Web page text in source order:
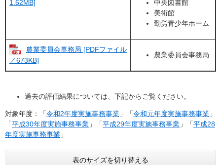
1.62MB]
中央図書館
美術館
勤労青少年ホーム
農業委員会事務局 [PDFファイル
／673KB]
農業委員会事務局
過去の評価結果については、下記からご覧ください。
対象年度：「令和2年度実施事務事業 」「令和元年度実施事務事業 」
「平成30年度実施事務事業 」「平成29年度実施事務事業 」「平成28
年度実施事務事業 」
表のサイズを切り替える